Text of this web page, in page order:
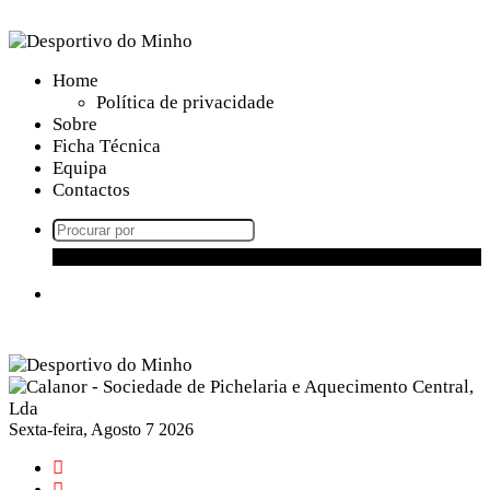
Home
Política de privacidade
Sobre
Ficha Técnica
Equipa
Contactos
Procurar
Sexta-feira, Agosto 7 2026